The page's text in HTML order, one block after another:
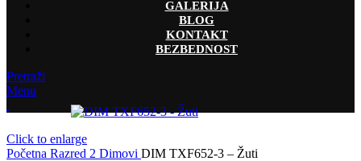
GALERIJA
BLOG
KONTAKT
BEZBEDNOST
Pretraži
Menu
Click to enlarge
Početna Razred 2 Dimovi DIM TXF652-3 – Žuti